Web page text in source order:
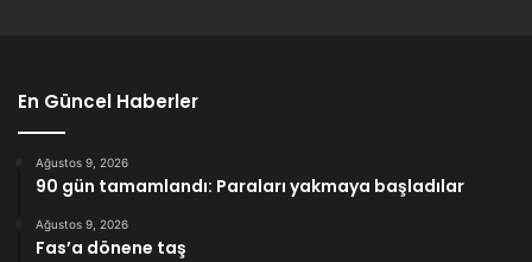
En Güncel Haberler
Ağustos 9, 2026
90 gün tamamlandı: Paraları yakmaya başladılar
Ağustos 9, 2026
Fas’a dönene taş